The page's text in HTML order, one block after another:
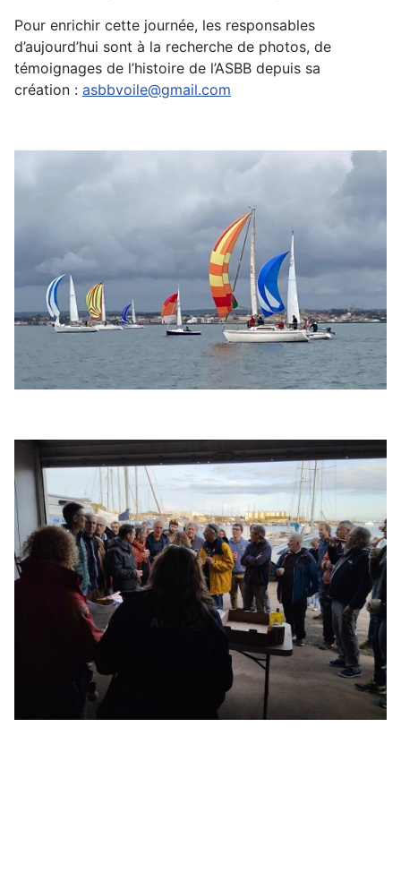
Pour enrichir cette journée, les responsables
d’aujourd’hui sont à la recherche de photos, de
témoignages de l’histoire de l’ASBB depuis sa
création : asbbvoile@gmail.com